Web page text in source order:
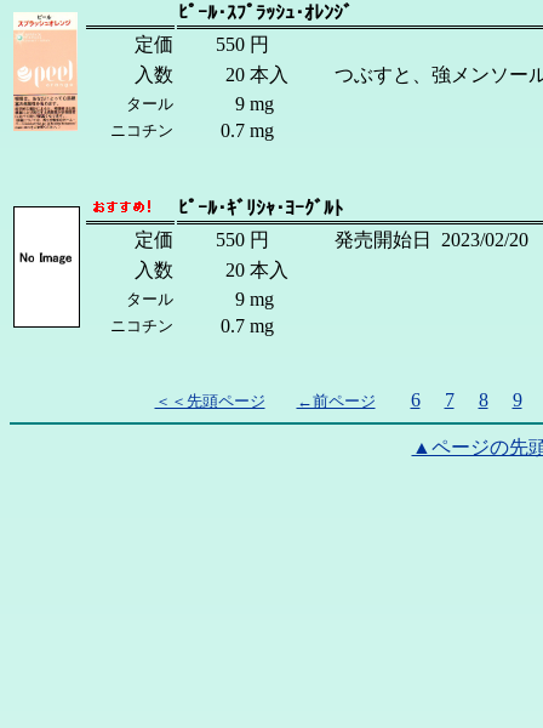
ﾋﾟｰﾙ･ｽﾌﾟﾗｯｼｭ･ｵﾚﾝｼﾞ
定価
550 円
入数
20 本入 つぶすと、強メンソー
タール 9 mg
ニコチン 0.7 mg
ﾋﾟｰﾙ･ｷﾞﾘｼｬ･ﾖｰｸﾞﾙﾄ
定価
550 円 発売開始日
2023/02/20
入数
20 本入
タール 9 mg
ニコチン 0.7 mg
＜＜先頭ページ ←前ページ 6 7 8 9
▲ページの先